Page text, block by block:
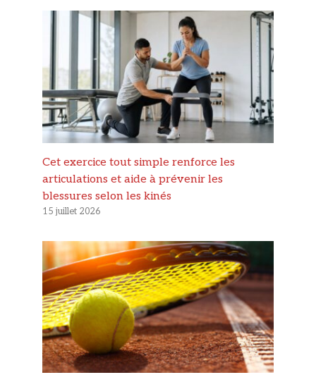
Cet exercice tout simple renforce les
articulations et aide à prévenir les
blessures selon les kinés
15 juillet 2026